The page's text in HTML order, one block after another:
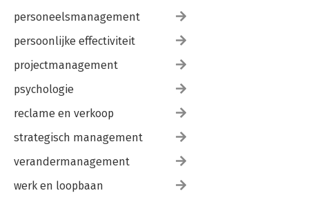
personeelsmanagement
persoonlijke effectiviteit
projectmanagement
psychologie
reclame en verkoop
strategisch management
verandermanagement
werk en loopbaan